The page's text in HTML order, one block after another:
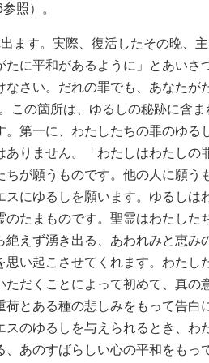
照）。
す。実際、復活したその晩、
に平和があるように」とあいさ
さい。だれの罪でも、あなたが
この箇所は、ゆるしの秘跡に含ま
第一に、わたしたちの罪のゆる
りません。「わたしはわたしの
が願うものです。他の人に願う
にゆるしを願います。ゆるしは
たまものです。聖霊はわたした
えず湧き出る、あわれみと恵み
い起こさせてくれます。わたし
だくことによって初めて、真の
とある種の悲しみをもって告白
のゆるしを与えられるとき、わ
あのすばらしい心の平和をもっ